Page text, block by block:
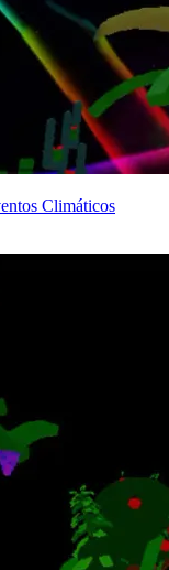
Climáticos